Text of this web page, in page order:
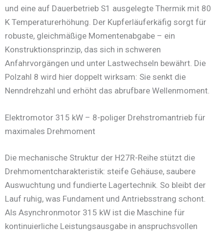
und eine auf Dauerbetrieb S1 ausgelegte Thermik mit 80
K Temperaturerhöhung. Der Kupferläuferkäfig sorgt für
robuste, gleichmäßige Momentenabgabe – ein
Konstruktionsprinzip, das sich in schweren
Anfahrvorgängen und unter Lastwechseln bewährt. Die
Polzahl 8 wird hier doppelt wirksam: Sie senkt die
Nenndrehzahl und erhöht das abrufbare Wellenmoment.
Elektromotor 315 kW – 8-poliger Drehstromantrieb für
maximales Drehmoment
Die mechanische Struktur der H27R-Reihe stützt die
Drehmomentcharakteristik: steife Gehäuse, saubere
Auswuchtung und fundierte Lagertechnik. So bleibt der
Lauf ruhig, was Fundament und Antriebsstrang schont.
Als Asynchronmotor 315 kW ist die Maschine für
kontinuierliche Leistungsausgabe in anspruchsvollen